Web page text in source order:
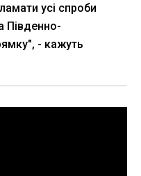
усі спроби
Південно-
- кажуть